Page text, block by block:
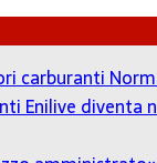
carburanti
Enilive diventa